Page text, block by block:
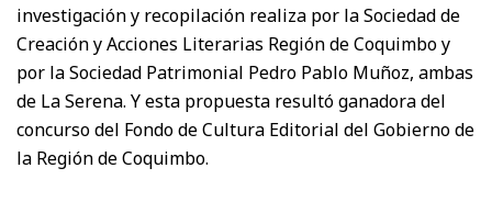
investigación y recopilación realiza por la Sociedad de
Creación y Acciones Literarias Región de Coquimbo y
por la Sociedad Patrimonial Pedro Pablo Muñoz, ambas
de La Serena. Y esta propuesta resultó ganadora del
concurso del Fondo de Cultura Editorial del Gobierno de
la Región de Coquimbo.